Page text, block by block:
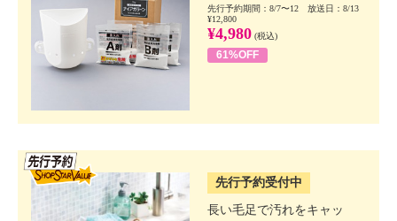
先行予約期間：8/7〜12 放送日：8/13
¥12,800
¥4,980 (税込)
61%OFF
先行予約受付中
長い毛足で汚れをキャッ